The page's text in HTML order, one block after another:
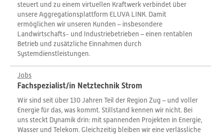
steuert und zu einem virtuellen Kraftwerk verbindet über
unsere Aggregationsplattform ELUVA LINK. Damit
ermöglichen wir unseren Kunden – insbesondere
Landwirtschafts- und Industriebetrieben – einen rentablen
Betrieb und zusätzliche Einnahmen durch
Systemdienstleistungen.
Jobs
Fachspezialist/in Netztechnik Strom
Wir sind seit über 130 Jahren Teil der Region Zug – und voller
Energie für das, was kommt. Stillstand kennen wir nicht. Bei
uns steckt Dynamik drin: mit spannenden Projekten in Energie,
Wasser und Telekom. Gleichzeitig bleiben wir eine verlässliche